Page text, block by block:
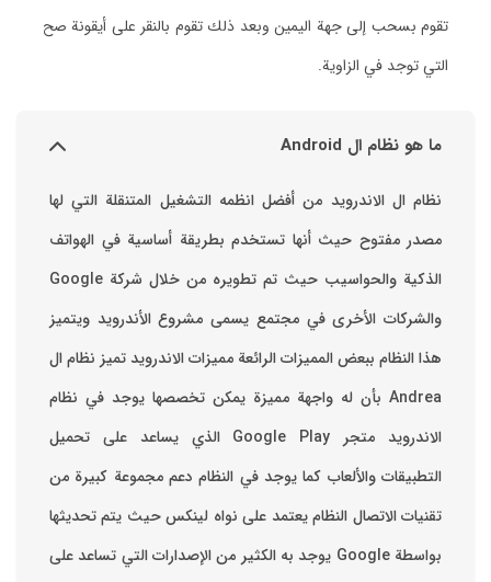
تقوم بسحب إلى جهة اليمين وبعد ذلك تقوم بالنقر على أيقونة صح
التي توجد في الزاوية.
ما هو نظام ال Android
نظام ال الاندرويد من أفضل انظمه التشغيل المتنقلة التي لها
مصدر مفتوح حيث أنها تستخدم بطريقة أساسية في الهواتف
والشركات الأخرى في مجتمع يسمى مشروع الأندرويد ويتميز
هذا النظام ببعض المميزات الرائعة ‏مميزات الاندرويد ‏تميز نظام ال
Andrea بأن له واجهة مميزة يمكن تخصصها ‏يوجد في نظام
الاندرويد متجر Google Play الذي يساعد على تحميل
التطبيقات والألعاب ‏كما يوجد في النظام دعم مجموعة كبيرة من
تقنيات الاتصال ‏النظام يعتمد على نواه لينكس حيث يتم تحديثها
بواسطة ‫Google‬ ‏يوجد به الكثير من الإصدارات التي تساعد على